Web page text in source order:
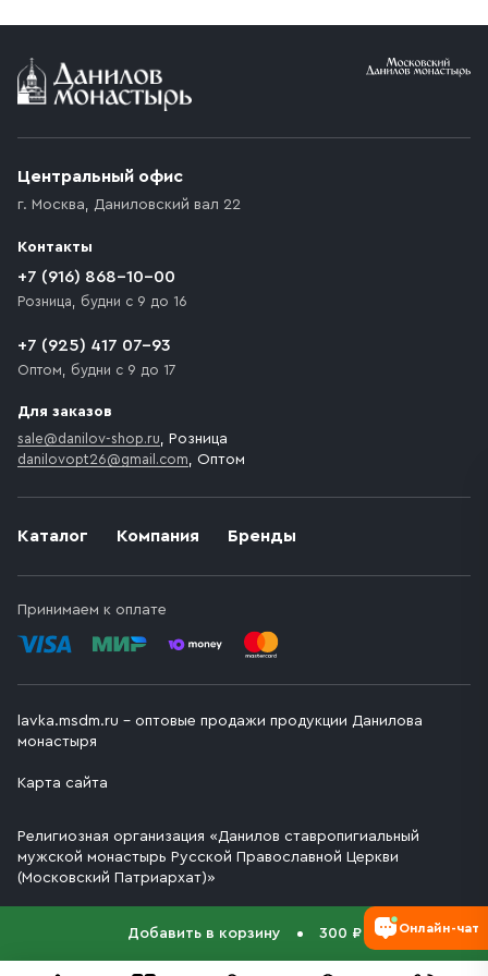
Добавить в корзину 300 ₽
Условия доставки
возникают препятствия для подъезда автомобиля,
которое максимально близко к месту запланированной
движения. Если на территории места назначения
доставки предусмотрен платный въезд, то Покупателю
необходимо компенсировать стоимость въезда
Каталог Компания Бренды
Принимаем к оплате
Центральный офис
г. Москва, Даниловский вал 22
Контакты
+7 (916) 868-10-00
Розница, будни с 9 до 16
+7 (925) 417 07-93
Оптом, будни с 9 до 17
Для заказов
sale@danilov-shop.ru, Розница
danilovopt26@gmail.com, Оптом
lavka.msdm.ru – оптовые продажи продукции Данилова
монастыря
Карта сайта
Религиозная организация «Данилов ставропигиальный
мужской монастырь Русской Православной Церкви
(Московский Патриархат)»
Онлайн-чат